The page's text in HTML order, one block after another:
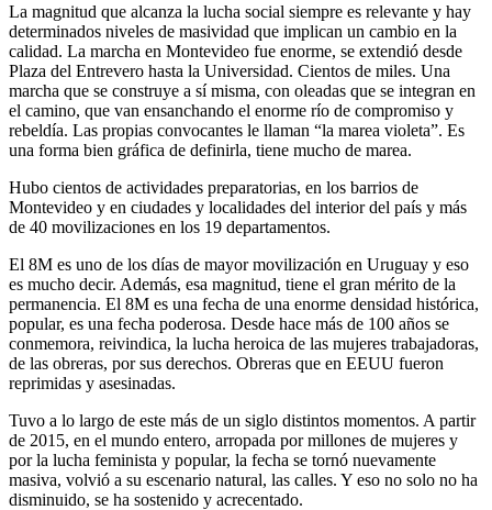
La magnitud que alcanza la lucha social siempre es relevante y hay
determinados niveles de masividad que implican un cambio en la
calidad. La marcha en Montevideo fue enorme, se extendió desde
Plaza del Entrevero hasta la Universidad. Cientos de miles. Una
marcha que se construye a sí misma, con oleadas que se integran en
el camino, que van ensanchando el enorme río de compromiso y
rebeldía. Las propias convocantes le llaman “la marea violeta”. Es
una forma bien gráfica de definirla, tiene mucho de marea.
Hubo cientos de actividades preparatorias, en los barrios de
Montevideo y en ciudades y localidades del interior del país y más
de 40 movilizaciones en los 19 departamentos.
El 8M es uno de los días de mayor movilización en Uruguay y eso
es mucho decir. Además, esa magnitud, tiene el gran mérito de la
permanencia. El 8M es una fecha de una enorme densidad histórica,
popular, es una fecha poderosa. Desde hace más de 100 años se
conmemora, reivindica, la lucha heroica de las mujeres trabajadoras,
de las obreras, por sus derechos. Obreras que en EEUU fueron
reprimidas y asesinadas.
Tuvo a lo largo de este más de un siglo distintos momentos. A partir
de 2015, en el mundo entero, arropada por millones de mujeres y
por la lucha feminista y popular, la fecha se tornó nuevamente
masiva, volvió a su escenario natural, las calles. Y eso no solo no ha
disminuido, se ha sostenido y acrecentado.